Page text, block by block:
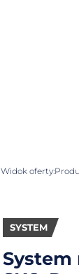
Widok oferty:
SYSTEM